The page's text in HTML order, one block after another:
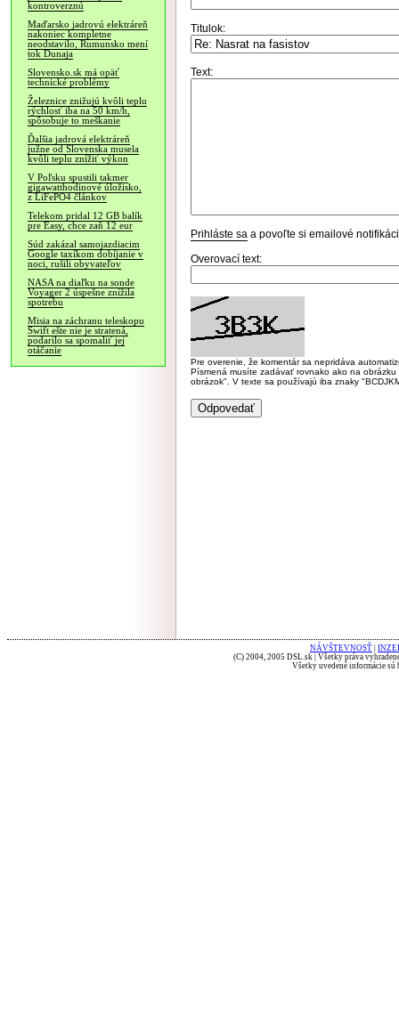
kontroverznú
Maďarsko jadrovú elektráreň
nakoniec kompletne
neodstavilo, Rumunsko mení
tok Dunaja
Slovensko.sk má opäť
technické problémy
Železnice znižujú kvôli teplu
rýchlosť iba na 50 km/h,
spôsobuje to meškanie
Ďalšia jadrová elektráreň
južne od Slovenska musela
kvôli teplu znížiť výkon
V Poľsku spustili takmer
gigawatthodinové úložisko,
z LiFePO4 článkov
Telekom pridal 12 GB balík
pre Easy, chce zaň 12 eur
Súd zakázal samojazdiacim
Google taxíkom dobíjanie v
noci, rušili obyvateľov
NASA na diaľku na sonde
Voyager 2 úspešne znížila
spotrebu
Misia na záchranu teleskopu
Swift ešte nie je stratená,
podarilo sa spomaliť jej
otáčanie
Titulok:
Text:
Prihláste sa a povoľte si emailové
Overovací text:
Pre overenie, že komentár sa nepridáva
Písmená musíte zadávať rovnako ako na
obrázok". V texte sa používajú iba znaky
NÁVŠTEVNOSŤ
(C) 2004, 2005 DSL.sk | Všetky práva
Všetky uvedené informácie sú